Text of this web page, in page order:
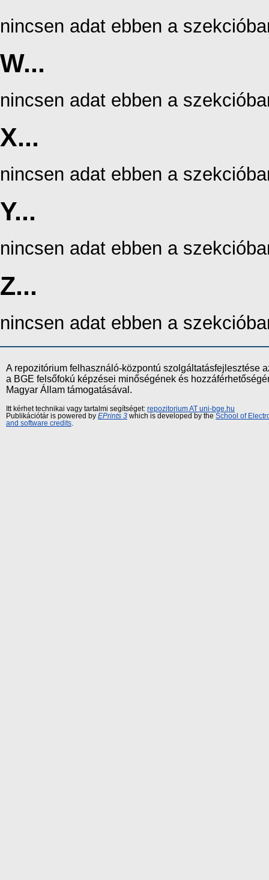
nincsen adat ebben a
W...
nincsen adat ebben a
X...
nincsen adat ebben a
Y...
nincsen adat ebben a
Z...
nincsen adat ebben a
A repozitórium felhasználó-központú szolgáltatásfejlesztése
a BGE felsőfokú képzései minőségének és
Magyar Állam támogatásával.
Itt kérhet technikai vagy tartalmi segítséget: repozitorium AT uni-bge.hu
Publikációtár is powered by EPrints 3 which is developed by the School of
and software credits